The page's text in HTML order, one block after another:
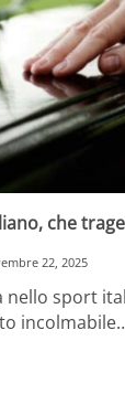
che
22, 2025
nello sport